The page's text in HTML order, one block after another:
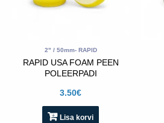
2" / 50mm- RAPID
RAPID USA FOAM PEEN
POLEERPADI
3.50€
Lisa korvi